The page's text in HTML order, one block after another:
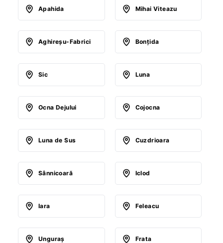
Apahida Mihai Viteazu
Aghireşu-Fabrici Bonţida
Sic Luna
Ocna Dejului Cojocna
Luna de Sus Cuzdrioara
Sânnicoară Iclod
Iara Feleacu
Unguraş Frata